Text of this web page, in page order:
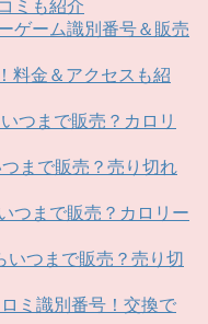
ミも紹介
ゲーム識別番号＆販売
料金＆アクセスも紹
つまで販売？カロリ
まで販売？売り切れ
つまで販売？カロリー
いつまで販売？売り切
ミ識別番号！交換で